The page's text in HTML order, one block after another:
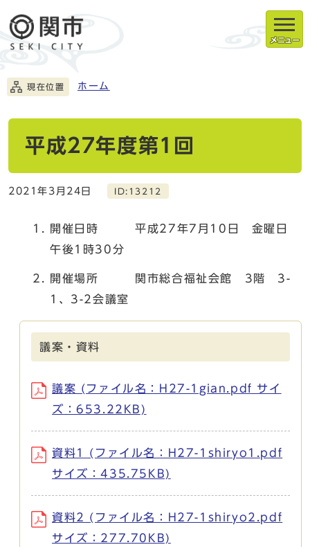
メニュー
現在位置 ホーム
平成27年度第1回
2021年3月24日 ID:13212
開催日時 平成27年7月10日 金曜日
午後1時30分
開催場所 関市総合福祉会館 3階 3-
1、3-2会議室
議案・資料
議案 (ファイル名：H27-1gian.pdf サイ
ズ：653.22KB)
資料1 (ファイル名：H27-1shiryo1.pdf
サイズ：435.75KB)
資料2 (ファイル名：H27-1shiryo2.pdf
サイズ：277.70KB)